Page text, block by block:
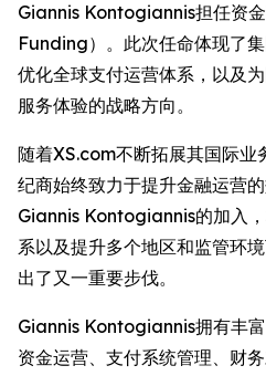
Giannis Kontogiannis担任资
Funding）。此次任命体现了集
优化全球支付运营体系，以及
服务体验的战略方向。
随着XS.com不断拓展其国际业
纪商始终致力于提升金融运营
Giannis Kontogiannis的加入
系以及提升多个地区和监管环
出了又一重要步伐。
Giannis Kontogiannis拥有丰
资金运营、支付系统管理、财